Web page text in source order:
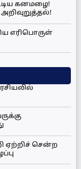
கனமழை!
எரிபொருள்
ஏற்றிச் சென்ற